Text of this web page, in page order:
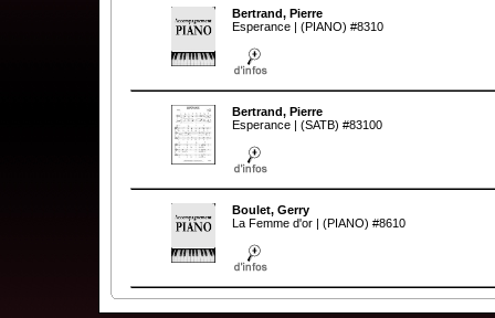
Bertrand, Pierre
Esperance | (PIANO) #8310
Bertrand, Pierre
Esperance | (SATB) #83100
Boulet, Gerry
La Femme d'or | (PIANO) #8610